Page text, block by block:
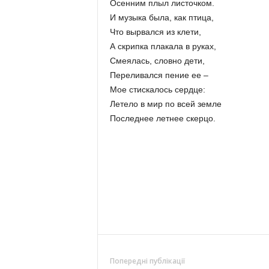
Осенним плыл листочком.
И музыка была, как птица,
Что вырвался из клети,
А скрипка плакала в руках,
Смеялась, словно дети,
Переливался пение ее –
Мое стискалось сердце:
Летело в мир по всей земле
Последнее летнее скерцо.
Попередні публікації